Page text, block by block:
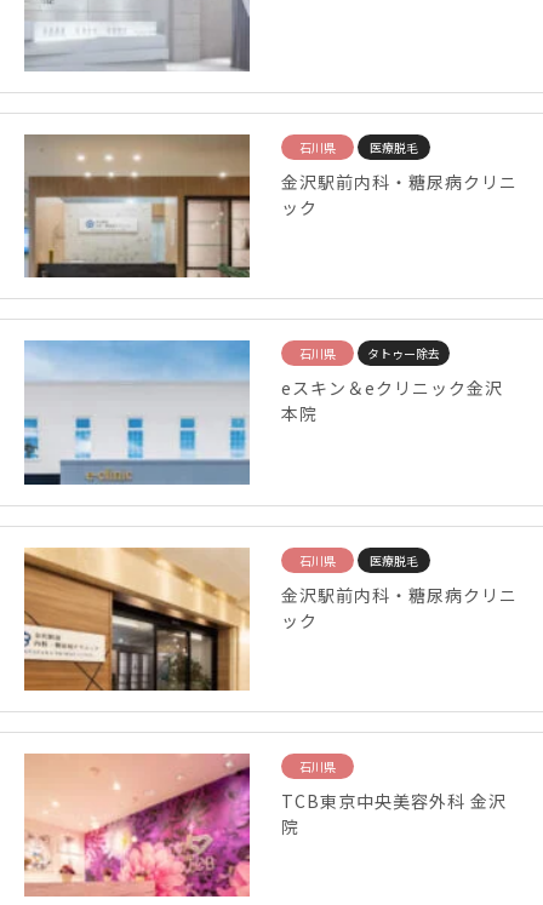
石川県 医療脱毛
金沢駅前内科・糖尿病クリニ
ック
石川県 タトゥー除去
eスキン＆eクリニック金沢
本院
石川県 医療脱毛
金沢駅前内科・糖尿病クリニ
ック
石川県
TCB東京中央美容外科 金沢
院